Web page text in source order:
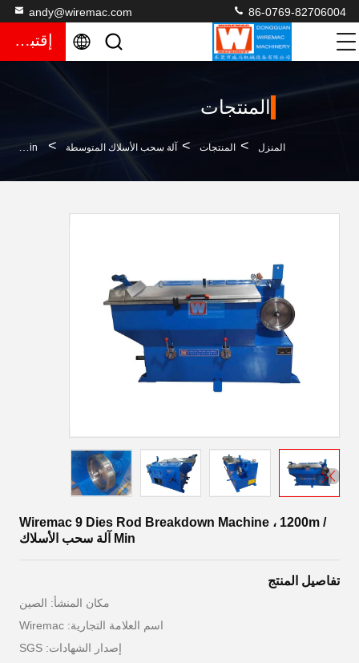
andy@wiremac.com 86-0769-82706004
إقتباس
المنتجات
المنزل > المنتجات > آلة سحب الأسلاك المتوسطة > Wiremac 9 Dies Rod Breakdown Machine ، 1200m / Min آلة سحب الأسلاك
Wiremac 9 Dies Rod Breakdown Machine ، 1200m /
Min آلة سحب الأسلاك
تفاصيل المنتج
مكان المنشأ: الصين
اسم العلامة التجارية: Wiremac
إصدار الشهادات: SGS